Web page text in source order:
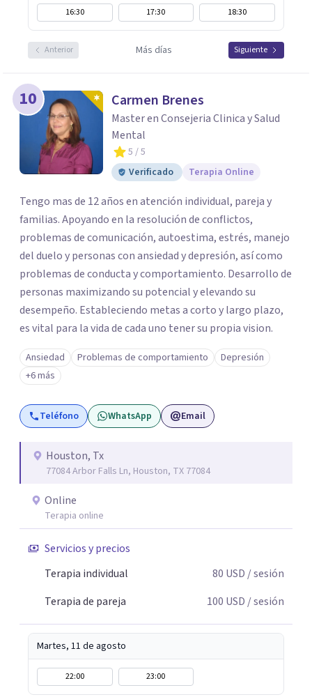
16:30
17:30 18:30
Anterior Más días Siguiente
10 Carmen Brenes
Master en Consejeria Clinica y Salud
Mental
5 / 5
Verificado
Terapia Online
Tengo mas de 12 años en atención individual, pareja y
familias. Apoyando en la resolución de conflictos,
problemas de comunicación, autoestima, estrés, manejo
del duelo y personas con ansiedad y depresión, así como
problemas de conducta y comportamiento. Desarrollo de
personas maximizando su potencial y elevando su
desempeño. Estableciendo metas a corto y largo plazo,
es vital para la vida de cada uno tener su propia vision.
Ansiedad Problemas de comportamiento
Depresión
+6 más
Teléfono WhatsApp Email
Houston, Tx
77084 Arbor Falls Ln, Houston, TX 77084
Online
Terapia online
Servicios y precios
Terapia individual
80 USD / sesión
Terapia de pareja
100 USD / sesión
Martes, 11 de agosto
22:00 23:00